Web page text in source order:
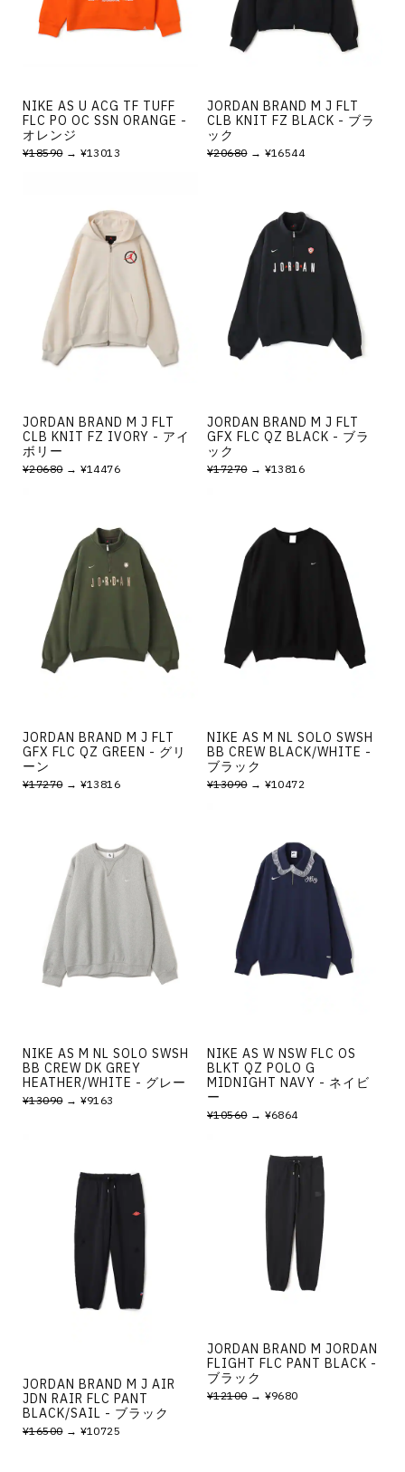
NIKE AS U ACG TF TUFF
FLC PO OC SSN ORANGE -
オレンジ
¥18590→ ¥13013
JORDAN BRAND M J FLT
CLB KNIT FZ BLACK - ブラ
ック
¥20680→ ¥16544
JORDAN BRAND M J FLT
CLB KNIT FZ IVORY - アイ
ボリー
¥20680→ ¥14476
JORDAN BRAND M J FLT
GFX FLC QZ BLACK - ブラ
ック
¥17270→ ¥13816
JORDAN BRAND M J FLT
GFX FLC QZ GREEN - グリ
ーン
¥17270→ ¥13816
NIKE AS M NL SOLO SWSH
BB CREW BLACK/WHITE -
ブラック
¥13090→ ¥10472
NIKE AS M NL SOLO SWSH
BB CREW DK GREY
HEATHER/WHITE - グレー
¥13090→ ¥9163
NIKE AS W NSW FLC OS
BLKT QZ POLO G
MIDNIGHT NAVY - ネイビ
ー
¥10560→ ¥6864
JORDAN BRAND M J AIR
JDN RAIR FLC PANT
BLACK/SAIL - ブラック
¥16500→ ¥10725
JORDAN BRAND M JORDAN
FLIGHT FLC PANT BLACK -
ブラック
¥12100→ ¥9680